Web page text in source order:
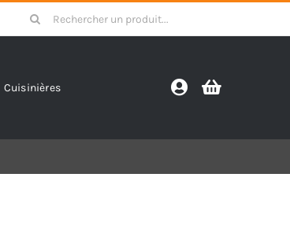
Search
for:
Cuisinières